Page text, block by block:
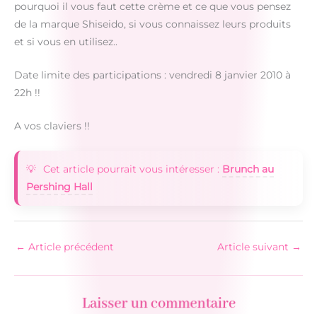
pourquoi il vous faut cette crème et ce que vous pensez
de la marque Shiseido, si vous connaissez leurs produits
et si vous en utilisez..
Date limite des participations : vendredi 8 janvier 2010 à
22h !!
A vos claviers !!
Cet article pourrait vous intéresser : Brunch au
Pershing Hall
← Article précédent Article suivant →
Laisser un commentaire